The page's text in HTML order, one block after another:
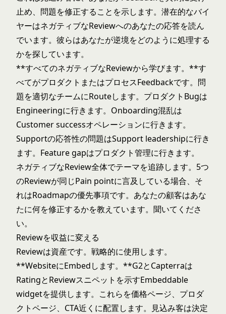
止め、問題を修正することを示します。潜在的なバイ
ヤーはネガティブなReviewへのあなたの応答を読ん
でいます。彼らはあなたが逆境をどのように処理する
かを探しています。
**すべてのネガティブなReviewから学びます。**す
べてがプロダクトまたはプロセスFeedbackです。問
題を適切なチームにRouteします。プロダクトBugは
Engineeringに行きます。Onboarding混乱は
Customer successオペレーションに行きます。
Supportの応答性の問題はSupport leadershipに行き
ます。Feature gapはプロダクト管理に行きます。
ネガティブなReview全体でテーマを追跡します。5つ
のReviewが同じPain pointに言及している場合、そ
れはRoadmapの優先事項です。あなたの顧客はあな
たに何を修正するかを教えています。聞いてくださ
い。
Reviewを収益に変える
Reviewは資産です。戦略的に使用します。
**WebsiteにEmbedします。**G2とCapterraは
RatingとReviewスニペットを示すEmbeddable
widgetを提供します。これらを価格ページ、プロダ
クトページ、CTA近くに配置します。見込み客は決定